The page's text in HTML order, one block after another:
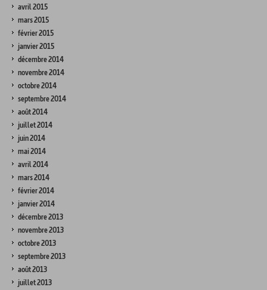
avril 2015
mars 2015
février 2015
janvier 2015
décembre 2014
novembre 2014
octobre 2014
septembre 2014
août 2014
juillet 2014
juin 2014
mai 2014
avril 2014
mars 2014
février 2014
janvier 2014
décembre 2013
novembre 2013
octobre 2013
septembre 2013
août 2013
juillet 2013